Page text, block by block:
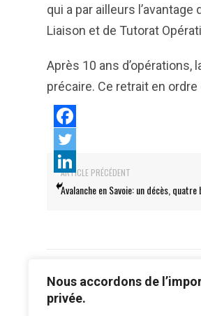
Nous accordons de
privée.
qui a par ailleurs
Liaison et de Tutorat
Après 10 ans d’opérations,
précaire. Ce retrait en
ARTICLE PRÉCÉDENT
Avalanche en Savoie: un décès, quatre